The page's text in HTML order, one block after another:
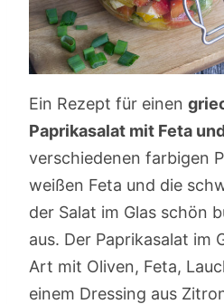
Ein Rezept für einen
Paprikasalat mit Feta
verschiedenen farbigen
weißen Feta und die
der Salat im Glas schön
aus. Der Paprikasalat im
Art mit Oliven, Feta,
einem Dressing aus